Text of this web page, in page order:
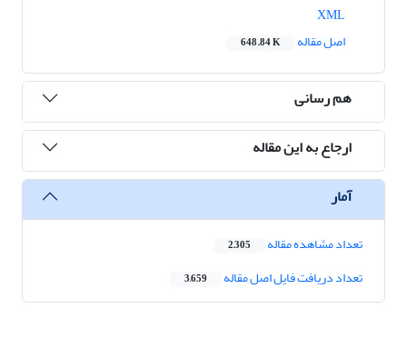
اصل مقاله
648.84 K
هم رسانی
ارجاع به این مقاله
آمار
تعداد مشاهده مقاله 2,305
تعداد دریافت فایل اصل مقاله 3,659